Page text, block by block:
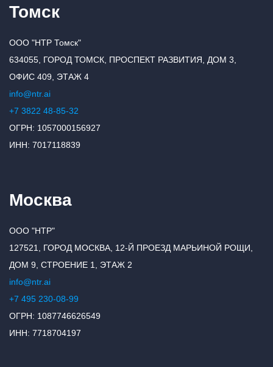
Томск
ООО "НТР Томск"
634055, ГОРОД ТОМСК, ПРОСПЕКТ РАЗВИТИЯ, ДОМ 3,
ОФИС 409, ЭТАЖ 4
info@ntr.ai
+7 3822 48-85-32
ОГРН: 1057000156927
ИНН: 7017118839
Москва
ООО "НТР"
127521, ГОРОД МОСКВА, 12-Й ПРОЕЗД МАРЬИНОЙ РОЩИ,
ДОМ 9, СТРОЕНИЕ 1, ЭТАЖ 2
info@ntr.ai
+7 495 230-08-99
ОГРН: 1087746626549
ИНН: 7718704197